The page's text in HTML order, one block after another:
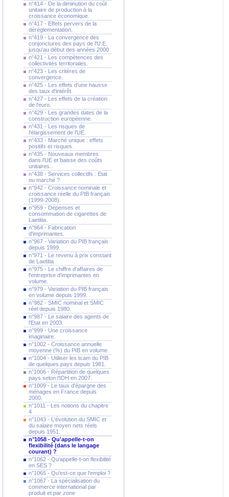
n°414 - De la diminution du coût
unitaire de production à la
croissance économique.
n°417 - Effets pervers de la
déréglementation.
n°419 - La convergence des
conjonctures des pays de l'U.E.
jusqu'au début des années 2000.
n°421 - Les compétences des
collectivités territoriales.
n°423 - Les critères de
convergence.
n°425 - Les effets d'une hausse
des taux d'intérêt.
n°427 - Les effets de la création
de l'euro.
n°429 - Les grandes dates de la
construction européenne.
n°431 - Les risques de
l'élargissement de l'UE.
n°433 - Marché unique : effets
positifs et risques.
n°435 - Nouveaux membres
dans l'UE et baisse des coûts
unitaires..
n°438 - Services collectifs : Etat
ou marché ?
n°942 - Croissance nominale et
croissance réelle du PIB français
(1999-2008).
n°959 - Dépenses et
consommation de cigarettes de
Laetitia.
n°964 - Fabrication
d'imprimantes.
n°967 - Variation du PIB français
depuis 1999.
n°971 - Le revenu à prix constant
de Laetitia
n°975 - Le chiffre d'affaires de
l'entreprise d'imprimantes en
volume.
n°979 - Variation du PIB français
en volume depuis 1999.
n°982 - SMIC nominal et SMIC
réel depuis 1980.
n°987 - Le salaire des agents de
l'Etat en 2003.
n°999 - Une croissance
imaginaire.
n°1002 - Croissance annuelle
moyenne (%) du PIB en volume.
n°1004 - Utiliser les tcam du PIB
de quelques pays depuis 1981.
n°1006 - Répartition de quelques
pays selon l'IDH en 2007.
n°1009 - Le taux d'épargne des
ménages en France depuis
2000.
n°1011 - Les notions du chapitre
4
n°1043 - L'évolution du SMIC et
du salaire moyen nets réels
depuis 1951.
n°1058 - Qu'appelle-t-on
flexibilité (dans le langage
courant) ?
n°1062 - Qu'appelle-t-on flexibilité
en SES ?
n°1065 - Qu'est-ce que l'emploi ?
n°1067 - La spécialisation du
commerce international par
produit et par zone